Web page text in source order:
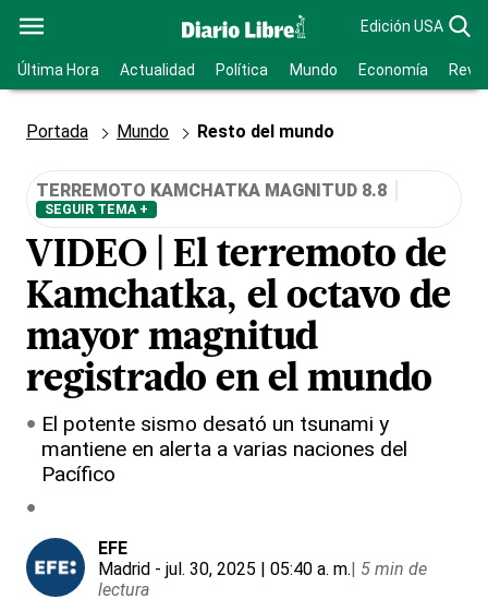
Edición USA
Última Hora Actualidad Política Mundo Economía
Portada Mundo Resto del mundo
TERREMOTO KAMCHATKA MAGNITUD 8.8
SEGUIR TEMA +
VIDEO | El terremoto de
Kamchatka, el octavo de
mayor magnitud
registrado en el mundo
El potente sismo desató un tsunami y
mantiene en alerta a varias naciones del
Pacífico
EFE
Madrid - jul. 30, 2025 | 05:40 a. m.| 5 min de
lectura